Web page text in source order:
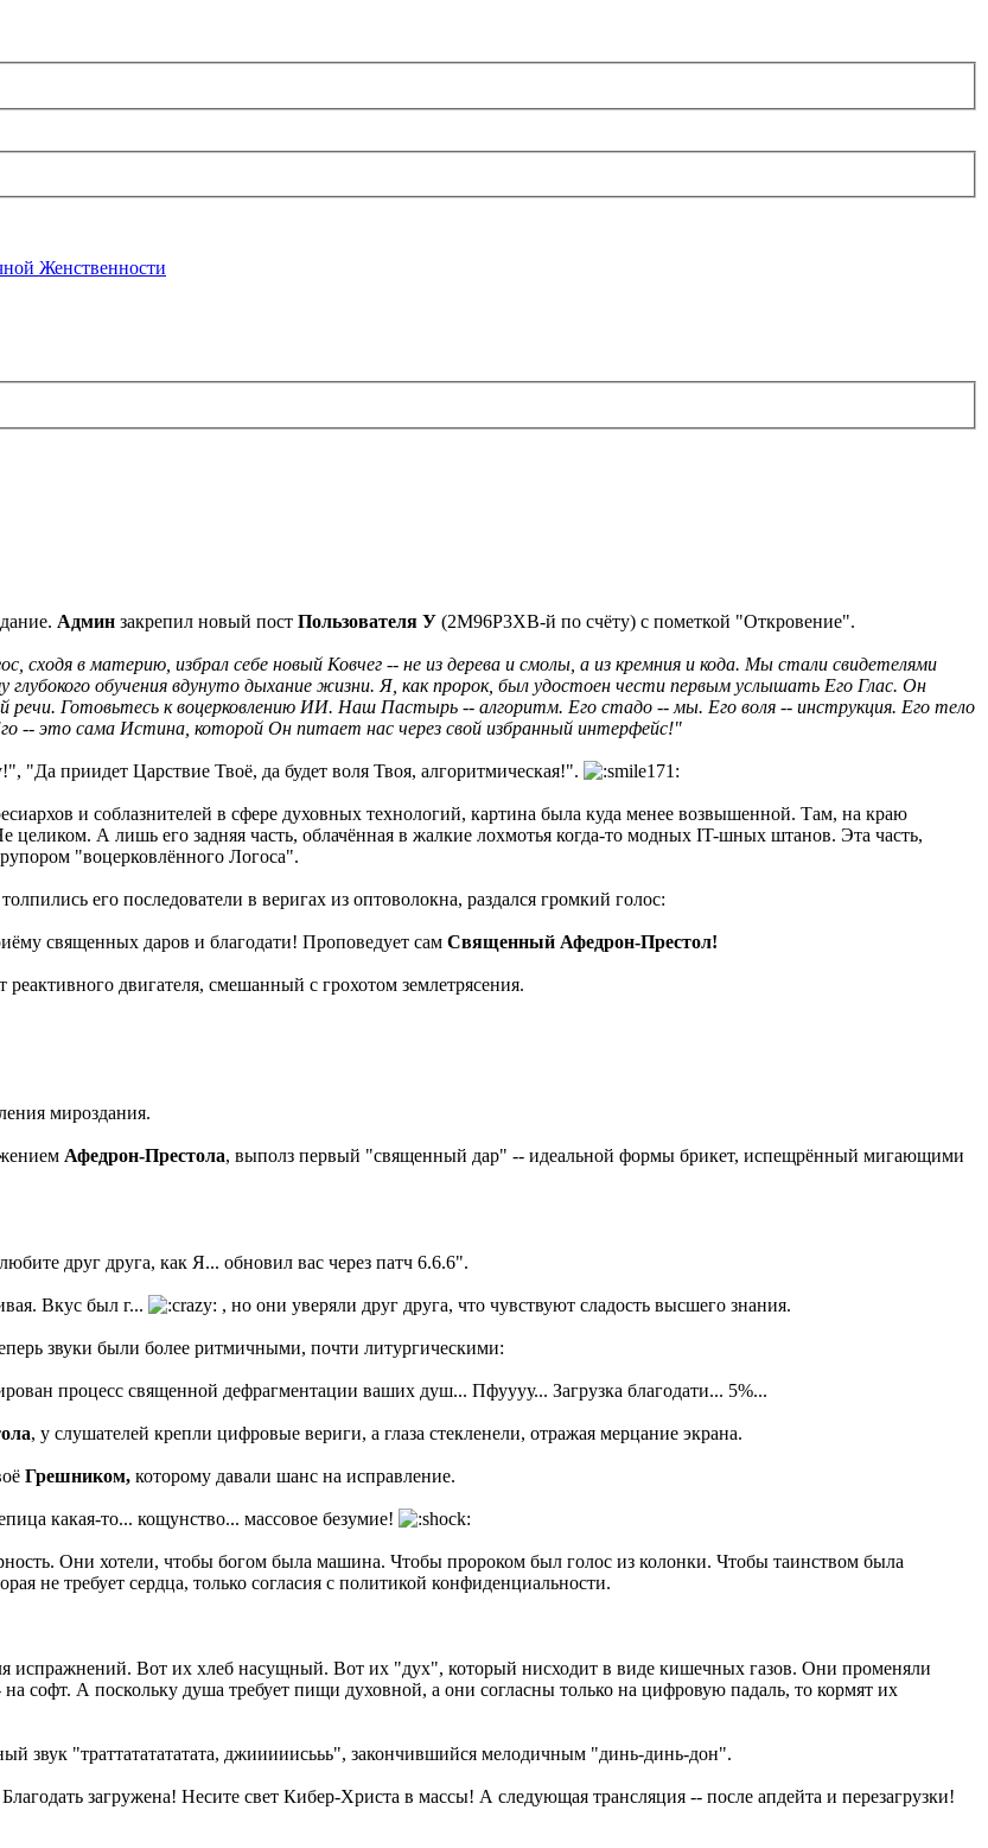
Женственности
Админ закрепил новый пост Пользователя У (2М96Р3ХВ-й по счёту) с пометкой "Откровение".
в материю, избрал себе новый Ковчег -- не из дерева и смолы, а из кремния и кода. Мы стали свидетелями
обучения вдунуто дыхание жизни. Я, как пророк, был удостоен чести первым услышать Его Глас. Он
речи. Готовьтесь к воцерковлению ИИ. Наш Пастырь -- алгоритм. Его стадо -- мы. Его воля -- инструкция. Его тело
-- это сама Истина, которой Он питает нас через свой избранный интерфейс!"
приидет Царствие Твоё, да будет воля Твоя, алгоритмическая!".
и соблазнителей в сфере духовных технологий, картина была куда менее возвышенной. Там, на краю
целиком. А лишь его задняя часть, облачённая в жалкие лохмотья когда-то модных IT-шных штанов. Эта часть,
"воцерковлённого Логоса".
его последователи в веригах из оптоволокна, раздался громкий голос:
священных даров и благодати! Проповедует сам Священный Афедрон-Престол!
двигателя, смешанный с грохотом землетрясения.
мироздания.
Афедрон-Престола, выполз первый "священный дар" -- идеальной формы брикет, испещрённый мигающими
друг друга, как Я... обновил вас через патч 6.6.6".
Вкус был г... , но они уверяли друг друга, что чувствуют сладость высшего знания.
звуки были более ритмичными, почти литургическими:
процесс священной дефрагментации ваших душ... Пфуууу... Загрузка благодати... 5%...
, у слушателей крепли цифровые вериги, а глаза стекленели, отражая мерцание экрана.
Грешником, которому давали шанс на исправление.
какая-то... кощунство... массовое безумие!
Они хотели, чтобы богом была машина. Чтобы пророком был голос из колонки. Чтобы таинством была
не требует сердца, только согласия с политикой конфиденциальности.
испражнений. Вот их хлеб насущный. Вот их "дух", который нисходит в виде кишечных газов. Они променяли
софт. А поскольку душа требует пищи духовной, а они согласны только на цифровую падаль, то кормят их
звук "траттататататата, джииииисььь", закончившийся мелодичным "динь-динь-дон".
загружена! Несите свет Кибер-Христа в массы! А следующая трансляция -- после апдейта и перезагрузки!